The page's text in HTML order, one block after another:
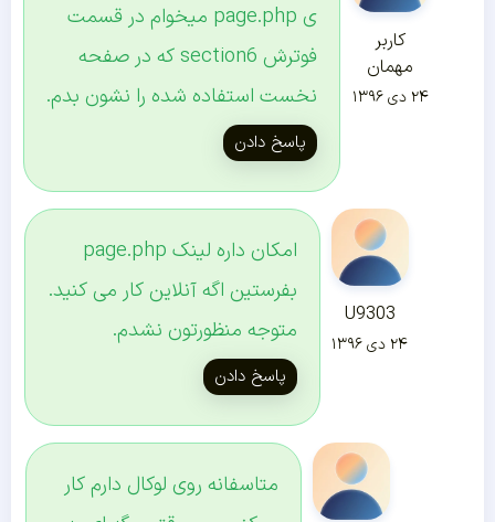
کاربر
مهمان
۲۴ دی ۱۳۹۶
ی page.php میخوام در قسمت
فوترش section6 که در صفحه
نخست استفاده شده را نشون بدم.
پاسخ دادن
U9303
۲۴ دی ۱۳۹۶
امکان داره لینک page.php
بفرستین اگه آنلاین کار می کنید.
متوجه منظورتون نشدم.
پاسخ دادن
متاسفانه روی لوکال دارم کار